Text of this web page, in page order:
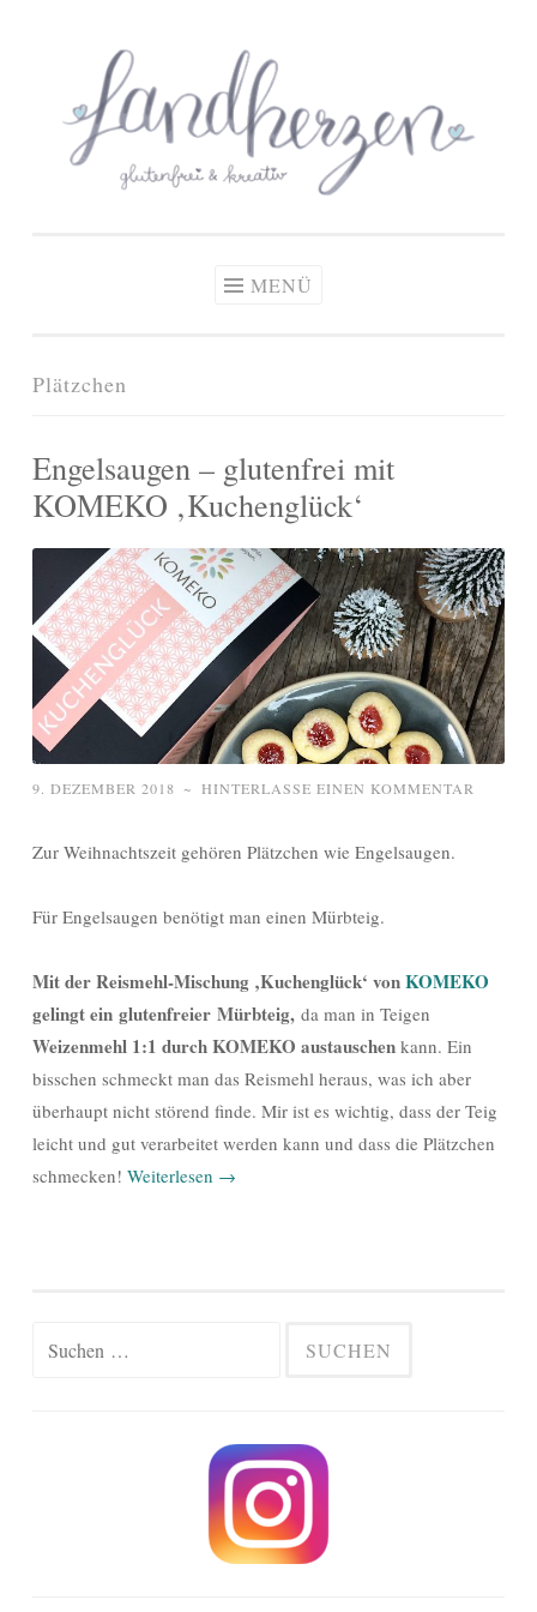
springen
Zöliakie, glutenfreie Ernährung
MENÜ
Plätzchen
Engelsaugen – glutenfrei mit
KOMEKO ‚Kuchenglück‘
9. DEZEMBER 2018 ~ HINTERLASSE EINEN KOMMENTAR
Zur Weihnachtszeit gehören Plätzchen wie Engelsaugen.
Für Engelsaugen benötigt man einen Mürbteig.
Mit der Reismehl-Mischung ‚Kuchenglück‘ vonKOMEKO
gelingt ein glutenfreier Mürbteig, da man in Teigen
Weizenmehl 1:1 durch KOMEKO austauschen kann. Ein
bisschen schmeckt man das Reismehl heraus, was ich aber
überhaupt nicht störend finde. Mir ist es wichtig, dass der Teig
leicht und gut verarbeitet werden kann und dass die Plätzchen
schmecken! Weiterlesen →
Suchen